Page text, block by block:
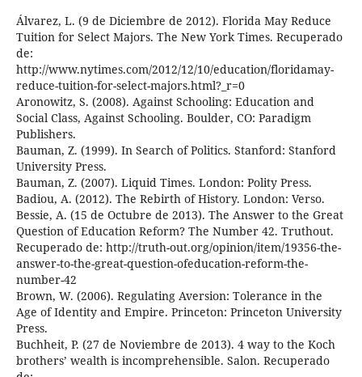
Álvarez, L. (9 de Diciembre de 2012). Florida May Reduce
Tuition for Select Majors. The New York Times. Recuperado
de:
http://www.nytimes.com/2012/12/10/education/floridamay-
reduce-tuition-for-select-majors.html?_r=0
Aronowitz, S. (2008). Against Schooling: Education and
Social Class, Against Schooling. Boulder, CO: Paradigm
Publishers.
Bauman, Z. (1999). In Search of Politics. Stanford: Stanford
University Press.
Bauman, Z. (2007). Liquid Times. London: Polity Press.
Badiou, A. (2012). The Rebirth of History. London: Verso.
Bessie, A. (15 de Octubre de 2013). The Answer to the Great
Question of Education Reform? The Number 42. Truthout.
Recuperado de: http://truth-out.org/opinion/item/19356-the-
answer-to-the-great-question-ofeducation-reform-the-
number-42
Brown, W. (2006). Regulating Aversion: Tolerance in the
Age of Identity and Empire. Princeton: Princeton University
Press.
Buchheit, P. (27 de Noviembre de 2013). 4 way to the Koch
brothers’ wealth is incomprehensible. Salon. Recuperado